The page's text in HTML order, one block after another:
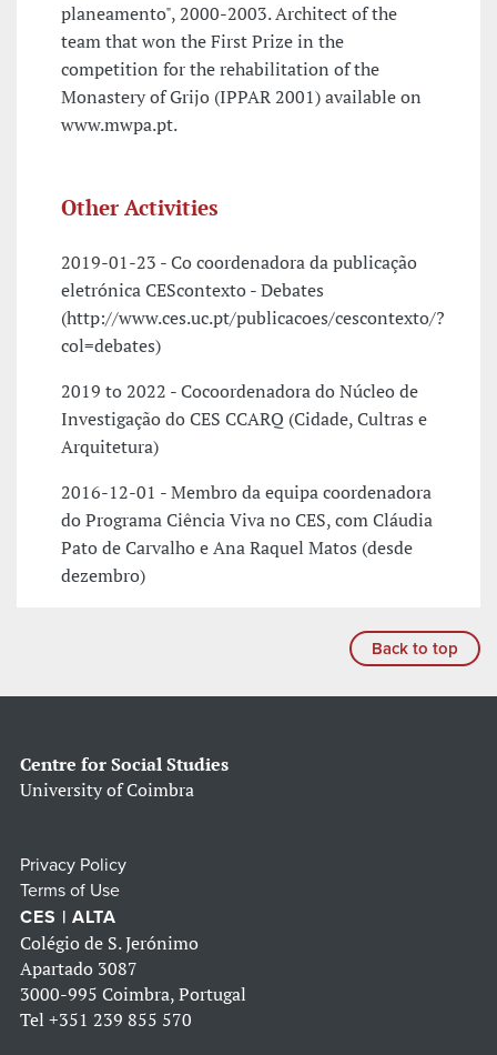
planeamento", 2000-2003. Architect of the
team that won the First Prize in the
competition for the rehabilitation of the
Monastery of Grijo (IPPAR 2001) available on
www.mwpa.pt.
Other Activities
2019-01-23 - Co coordenadora da publicação
eletrónica CEScontexto - Debates
(http://www.ces.uc.pt/publicacoes/cescontexto/?
col=debates)
2019 to 2022 - Cocoordenadora do Núcleo de
Investigação do CES CCARQ (Cidade, Cultras e
Arquitetura)
2016-12-01 - Membro da equipa coordenadora
do Programa Ciência Viva no CES, com Cláudia
Pato de Carvalho e Ana Raquel Matos (desde
dezembro)
Back to top
Centre for Social Studies
University of Coimbra
Privacy Policy
Terms of Use
CES | ALTA
Colégio de S. Jerónimo
Apartado 3087
3000-995 Coimbra, Portugal
Tel +351 239 855 570